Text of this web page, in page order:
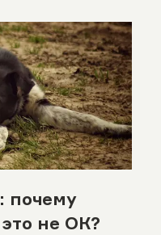
почему
не ОК?